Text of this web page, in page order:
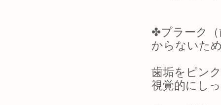
✤プラーク（
からないた
歯垢をピン
視覚的にし